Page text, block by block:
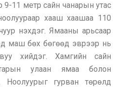
9-11 метр сайн чанарын утас
хааш хаашаа 110
нэхдэг. Ямааны арьсаар
маш бөх бөгөөд эврээр нь
хийдэг. Хамгийн сайн
улаан ямаа болон
гурван төрөлд